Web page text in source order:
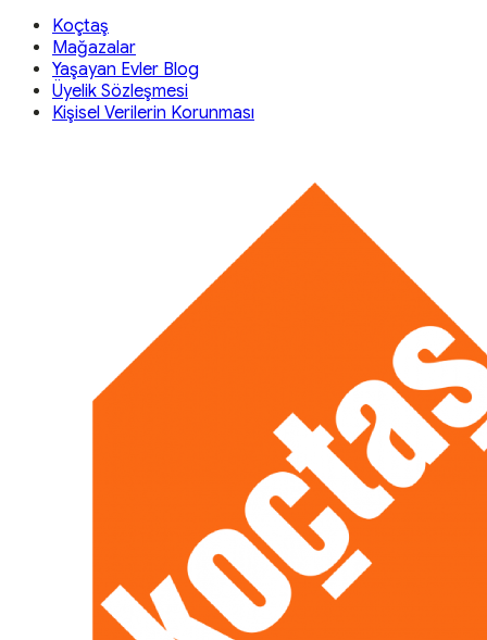
Koçtaş
Mağazalar
Yaşayan Evler Blog
Üyelik Sözleşmesi
Kişisel Verilerin Korunması